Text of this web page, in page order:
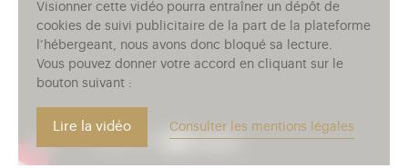
Visionner cette vidéo pourra entraîner un dépôt de
cookies de suivi publicitaire de la part de la plateforme
l’hébergeant, nous avons donc bloqué sa lecture.
Vous pouvez donner votre accord en cliquant sur le
bouton suivant :
Lire la vidéo Consulter les mentions légales